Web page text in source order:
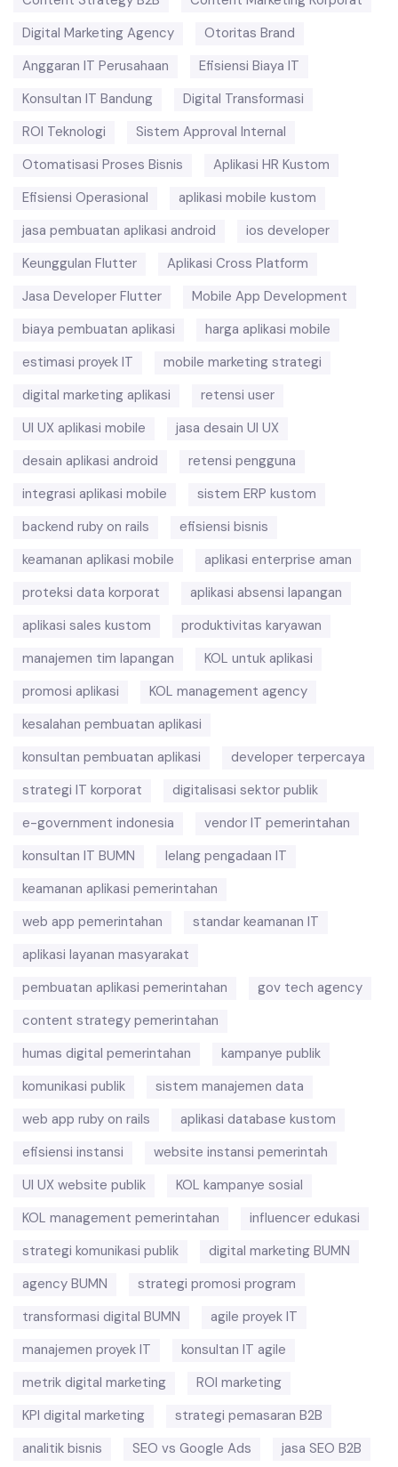
Digital Marketing Agency
Otoritas Brand
Anggaran IT Perusahaan
Efisiensi Biaya IT
Konsultan IT Bandung
Digital Transformasi
ROI Teknologi
Sistem Approval Internal
Otomatisasi Proses Bisnis
Aplikasi HR Kustom
Efisiensi Operasional
aplikasi mobile kustom
jasa pembuatan aplikasi android
ios developer
Keunggulan Flutter
Aplikasi Cross Platform
Jasa Developer Flutter
Mobile App Development
biaya pembuatan aplikasi
harga aplikasi mobile
estimasi proyek IT
mobile marketing strategi
digital marketing aplikasi
retensi user
UI UX aplikasi mobile
jasa desain UI UX
desain aplikasi android
retensi pengguna
integrasi aplikasi mobile
sistem ERP kustom
backend ruby on rails
efisiensi bisnis
keamanan aplikasi mobile
aplikasi enterprise aman
proteksi data korporat
aplikasi absensi lapangan
aplikasi sales kustom
produktivitas karyawan
manajemen tim lapangan
KOL untuk aplikasi
promosi aplikasi
KOL management agency
kesalahan pembuatan aplikasi
konsultan pembuatan aplikasi
developer terpercaya
strategi IT korporat
digitalisasi sektor publik
e-government indonesia
vendor IT pemerintahan
konsultan IT BUMN
lelang pengadaan IT
keamanan aplikasi pemerintahan
web app pemerintahan
standar keamanan IT
aplikasi layanan masyarakat
pembuatan aplikasi pemerintahan
gov tech agency
content strategy pemerintahan
humas digital pemerintahan
kampanye publik
komunikasi publik
sistem manajemen data
web app ruby on rails
aplikasi database kustom
efisiensi instansi
website instansi pemerintah
UI UX website publik
KOL kampanye sosial
KOL management pemerintahan
influencer edukasi
strategi komunikasi publik
digital marketing BUMN
agency BUMN
strategi promosi program
transformasi digital BUMN
agile proyek IT
manajemen proyek IT
konsultan IT agile
metrik digital marketing
ROI marketing
KPI digital marketing
strategi pemasaran B2B
analitik bisnis
SEO vs Google Ads
jasa SEO B2B